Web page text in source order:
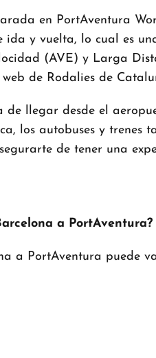
en PortAventura
y vuelta, lo cual es
(AVE) y Larga
de Rodalies de
llegar desde el
los autobuses y
de tener una
a PortAventura?
a PortAventura